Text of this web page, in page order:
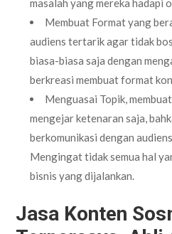
masalah yang mereka hadapi
Membuat Format yang
audiens tertarik agar tidak
biasa-biasa saja dengan
berkreasi membuat format
Menguasai Topik,
mengejar ketenaran saja,
berkomunikasi dengan
Mengingat tidak semua hal
bisnis yang dijalankan.
Jasa Konten Sos